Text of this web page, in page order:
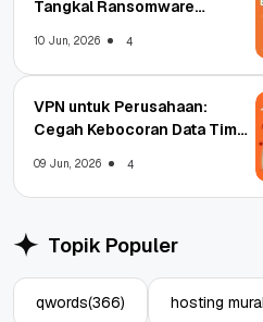
Tangkal Ransomware
10 Jun, 2026 4
VPN untuk Perusahaan:
Cegah Kebocoran Data Tim
09 Jun, 2026 4
Topik Populer
qwords(366) hosting